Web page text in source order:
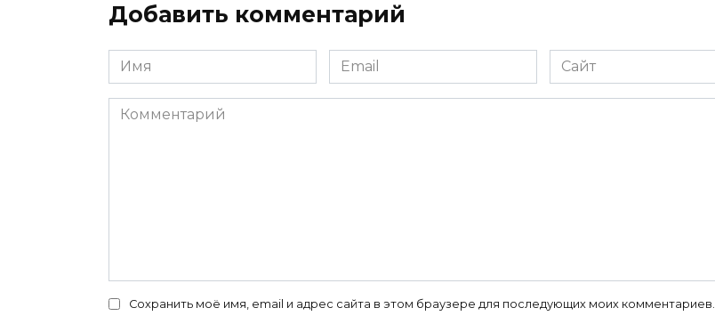
Добавить комментарий
Имя
*
Email
*
Сайт
Комментарий
Сохранить моё имя, email и адрес сайта в этом браузере для последующих моих комментариев.